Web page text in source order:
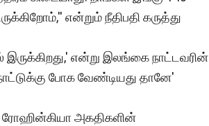
என்றும் நீதிபதி கருத்து
இருக்கிறது,' என்று இலங்கை நாட்டவரின்
போக வேண்டியது தானே'
அகதிகளின்